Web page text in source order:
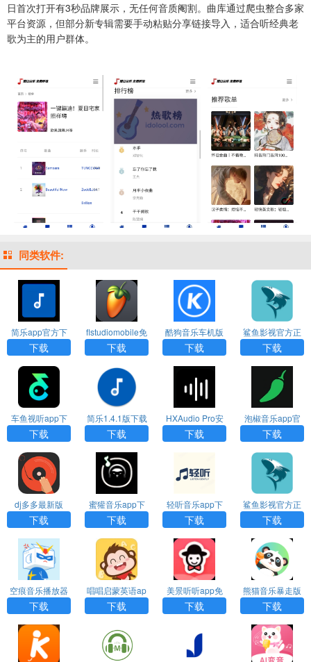
日首次打开有3秒品牌展示，无任何音质阉割。曲库通过爬虫整合多家
平台资源，但部分新专辑需要手动粘贴分享链接导入，适合听经典老
歌为主的用户群体。
同类软件:
简乐app官方下
载
下载
flstudiomobile免
费版下载
下载
酷狗音乐车机版
官网下载
下载
鲨鱼影视官方正
版下载
下载
车鱼视听app下
载官网版
下载
简乐1.4.1版下载
下载
HXAudio Pro安
卓版
下载
泡椒音乐app官
网下载
下载
dj多多最新版
下载
蜜獾音乐app下
载免费
下载
轻听音乐app下
载最新版
下载
鲨鱼影视官方正
版下载
下载
空痕音乐播放器
免费版
下载
唱唱启蒙英语ap
p官方下载
下载
美景听听app免
费版下载
下载
熊猫音乐暴走版
下载